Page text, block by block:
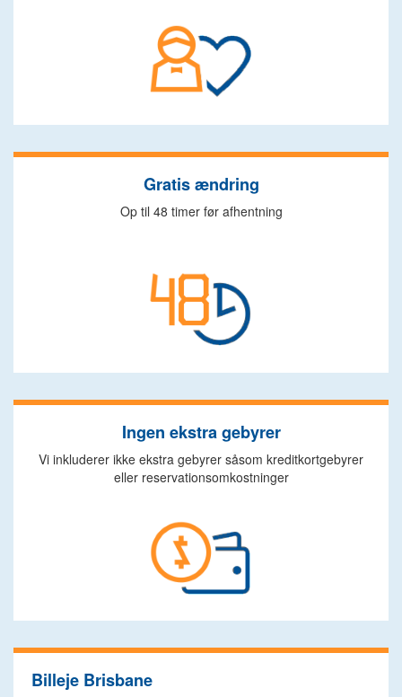
Gratis ændring
Op til 48 timer før afhentning
Ingen ekstra gebyrer
Vi inkluderer ikke ekstra gebyrer såsom kreditkortgebyrer
eller reservationsomkostninger
Billeje Brisbane